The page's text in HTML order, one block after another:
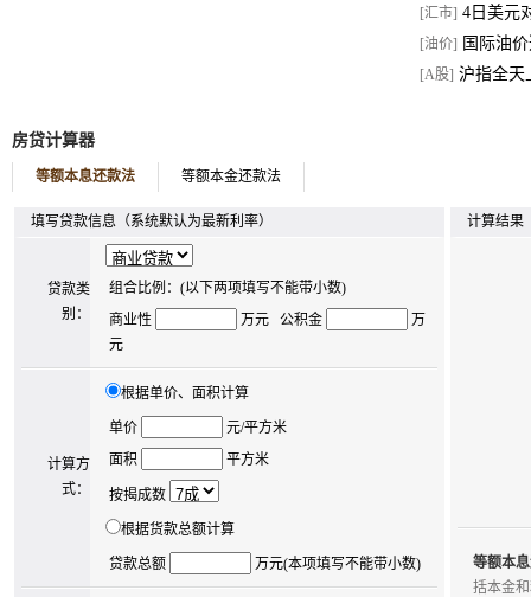
[汇市] 4日美元
[油价] 国际油
[A股] 沪指全天
房贷计算器
等额本息还款法 等额本金还款法
填写贷款信息（系统默认为最新利率）
贷款类
别：
组合比例：(以下两项填写不能带小数)
商业性
万元 公积金
万
元
计算方
式：
根据单价、面积计算
单价
元/平方米
面积
平方米
按揭成数
根据货款总额计算
贷款总额 万元(本项填写不能带小数)
计算结果
等额本
括本金